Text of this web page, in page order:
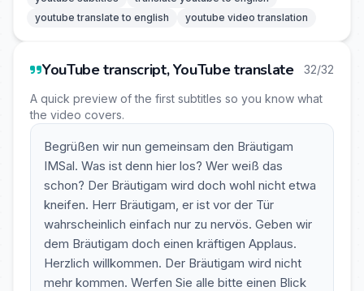
youtube translate to english
youtube video translation
YouTube transcript, YouTube translate 32/32
A quick preview of the first subtitles so you know what
the video covers.
Begrüßen wir nun gemeinsam den Bräutigam
IMSal. Was ist denn hier los? Wer weiß das
schon? Der Bräutigam wird doch wohl nicht etwa
kneifen. Herr Bräutigam, er ist vor der Tür
wahrscheinlich einfach nur zu nervös. Geben wir
dem Bräutigam doch einen kräftigen Applaus.
Herzlich willkommen. Der Bräutigam wird nicht
mehr kommen. Werfen Sie alle bitte einen Blick